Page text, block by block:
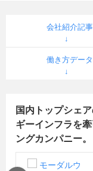
会社紹介記事
働き方データ
国内トップシェ
ギーインフラを
ングカンパニー。